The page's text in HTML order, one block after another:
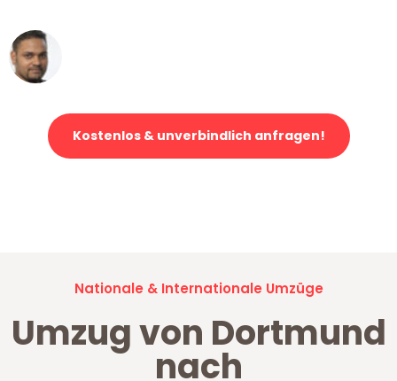
Kostenlos & unverbindlich anfragen!
Nationale & Internationale Umzüge
Umzug von Dortmund
nach